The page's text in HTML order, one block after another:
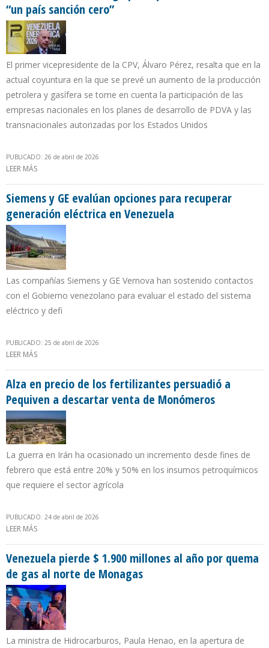
“un país sanción cero”
El primer vicepresidente de la CPV, Álvaro Pérez, resalta que en la
actual coyuntura en la que se prevé un aumento de la producción
petrolera y gasífera se tome en cuenta la participación de las
empresas nacionales en los planes de desarrollo de PDVA y las
transnacionales autorizadas por los Estados Unidos
PUBLICADO: 26 de abril de 2026
LEER MÁS
Siemens y GE evalúan opciones para recuperar
generación eléctrica en Venezuela
Las compañías Siemens y GE Vernova han sostenido contactos
con el Gobierno venezolano para evaluar el estado del sistema
eléctrico y defi
PUBLICADO: 25 de abril de 2026
LEER MÁS
Alza en precio de los fertilizantes persuadió a
Pequiven a descartar venta de Monómeros
La guerra en Irán ha ocasionado un incremento desde fines de
febrero que está entre 20% y 50% en los insumos petroquímicos
que requiere el sector agrícola
PUBLICADO: 24 de abril de 2026
LEER MÁS
Venezuela pierde $ 1.900 millones al año por quema
de gas al norte de Monagas
La ministra de Hidrocarburos, Paula Henao, en la apertura de